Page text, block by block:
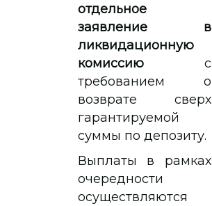
отдельное
заявление в
ликвидационную
комиссию с
требованием о
возврате сверх
гарантируемой
суммы по депозиту.
Выплаты в рамках
очередности
осуществляются